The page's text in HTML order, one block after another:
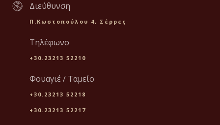
Διεύθυνση
Π.Κωστοπούλου 4, Σέρρες
Τηλέφωνο
+30.23213 52210
Φουαγιέ / Ταμείο
+30.23213 52218
+30.23213 52217